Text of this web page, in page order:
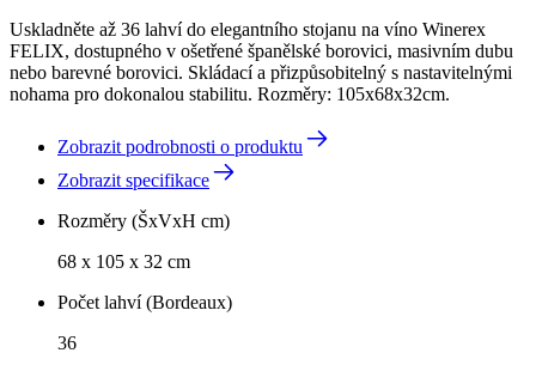
Uskladněte až 36 lahví do elegantního stojanu na víno Winerex
FELIX, dostupného v ošetřené španělské borovici, masivním dubu
nebo barevné borovici. Skládací a přizpůsobitelný s nastavitelnými
nohama pro dokonalou stabilitu. Rozměry: 105x68x32cm.
Zobrazit podrobnosti o produktu
Zobrazit specifikace
Rozměry (ŠxVxH cm)
68 x 105 x 32 cm
Počet lahví (Bordeaux)
36